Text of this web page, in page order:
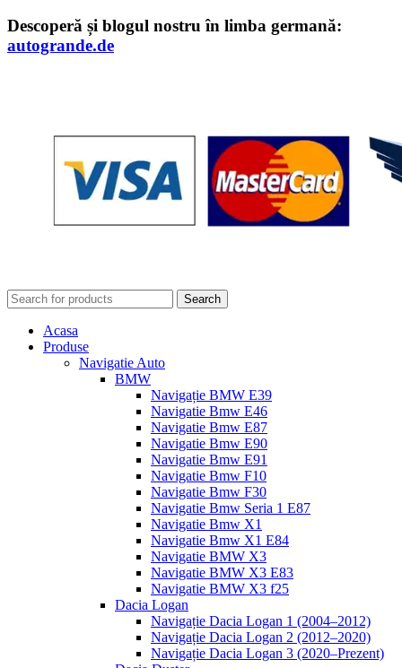
Descoperă și blogul nostru în limba germană:
autogrande.de
Search
Acasa
Produse
Navigatie Auto
BMW
Navigație BMW E39
Navigatie Bmw E46
Navigatie Bmw E87
Navigatie Bmw E90
Navigatie Bmw E91
Navigatie Bmw F10
Navigatie Bmw F30
Navigatie Bmw Seria 1 E87
Navigatie Bmw X1
Navigatie Bmw X1 E84
Navigatie BMW X3
Navigatie BMW X3 E83
Navigatie BMW X3 f25
Dacia Logan
Navigație Dacia Logan 1 (2004–2012)
Navigație Dacia Logan 2 (2012–2020)
Navigație Dacia Logan 3 (2020–Prezent)